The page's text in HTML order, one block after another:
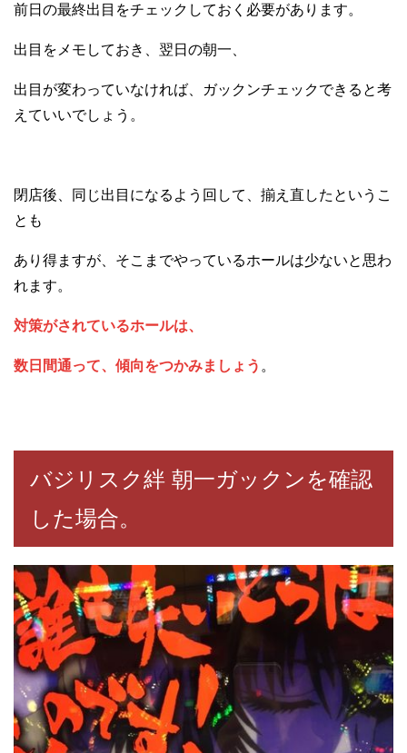
前日の最終出目をチェックしておく必要があります。
出目をメモしておき、翌日の朝一、
出目が変わっていなければ、ガックンチェックできると考
えていいでしょう。
閉店後、同じ出目になるよう回して、揃え直したというこ
とも
あり得ますが、そこまでやっているホールは少ないと思わ
れます。
対策がされているホールは、
数日間通って、傾向をつかみましょう 。
バジリスク絆 朝一ガックンを確認
した場合。